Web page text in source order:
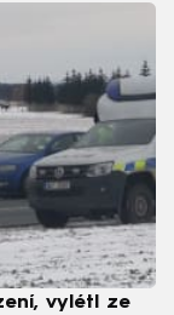
vylétl ze